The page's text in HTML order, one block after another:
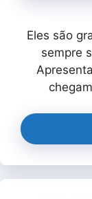
Eles são
sempre